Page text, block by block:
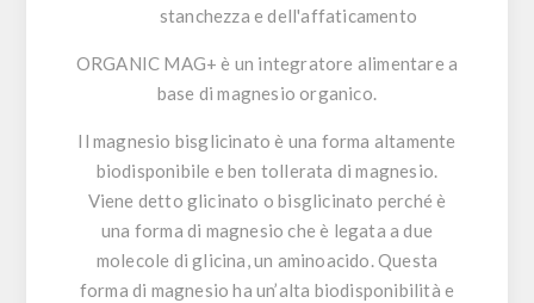
stanchezza e dell'affaticamento
ORGANIC MAG+ è un integratore alimentare a
base di magnesio organico.
Il magnesio bisglicinato è una forma altamente
biodisponibile e ben tollerata di magnesio.
Viene detto glicinato o bisglicinato perché è
una forma di magnesio che è legata a due
molecole di glicina, un aminoacido. Questa
forma di magnesio ha un’alta biodisponibilità e